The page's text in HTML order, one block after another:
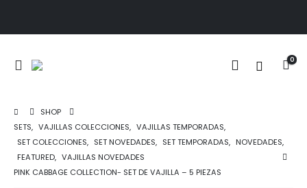
0
SHOP
SETS, VAJILLAS COLECCIONES, VAJILLAS TEMPORADAS,
SET COLECCIONES, SET NOVEDADES, SET TEMPORADAS, NOVEDADES,
FEATURED, VAJILLAS NOVEDADES
PINK CABBAGE COLLECTION- SET DE VAJILLA – 5 PIEZAS